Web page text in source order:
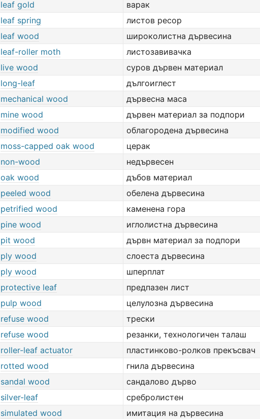
leaf gold
варак
leaf spring
листов ресор
leaf wood
широколистна дървесина
leaf-roller moth
листозавивачка
live wood
суров дървен материал
long-leaf
дългоиглест
mechanical wood
дървесна маса
mine wood
дървен материал за подпори
modified wood
облагородена дървесина
moss-capped oak wood
церак
non-wood
недървесен
oak wood
дъбов материал
peeled wood
обелена дървесина
petrified wood
каменена гора
pine wood
иглолистна дървесина
pit wood
дървн материал за подпори
ply wood
слоеста дървесина
ply wood
шперплат
protective leaf
предпазен лист
pulp wood
целулозна дървесина
refuse wood
трески
refuse wood
резанки, технологичен талаш
roller-leaf actuator
пластинково-ролков прекъсвач
rotted wood
гнила дървесина
sandal wood
сандалово дърво
silver-leaf
сребролистен
simulated wood имитация на дървесина